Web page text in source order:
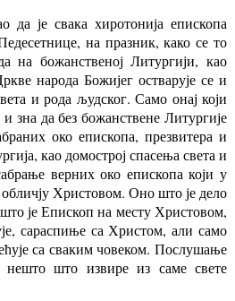
да је свака хиротонија епископа
на празник, како се то
божанственој Литургији, као
народа Божијег остварује се и
и рода људског. Само онај који
зна да без божанствене Литургије
око епископа, презвитера и
као домострој спасења света и
верних око епископа који у
Христовом. Оно што је дело
је Епископ на месту Христовом,
сараспиње са Христом, али само
са сваким човеком. Послушање
што извире из саме свете